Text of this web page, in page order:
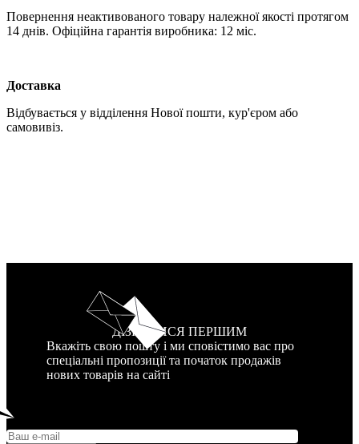
Повернення неактивованого товару належної якості протягом
14 днів. Офіційна гарантія виробника: 12 міс.
Доставка
Відбувається у відділення Нової пошти, кур'єром або
самовивіз.
ДІЗНАТИСЯ ПЕРШИМ
Вкажіть свою пошту і ми сповістимо вас про
спеціальні пропозиції та початок продажів
нових товарів на сайті